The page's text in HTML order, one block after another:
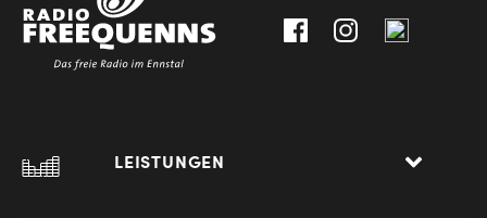
LEISTUNGEN